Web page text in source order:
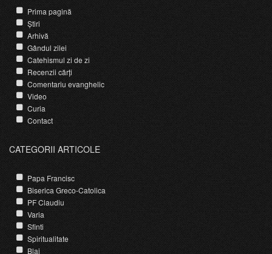
Prima pagină
Știri
Arhivă
Gândul zilei
Catehismul zi de zi
Recenzii cărți
Comentariu evanghelic
Video
Curia
Contact
CATEGORII ARTICOLE
Papa Francisc
Biserica Greco-Catolica
PF Claudiu
Varia
Sfinti
Spiritualitate
Blaj